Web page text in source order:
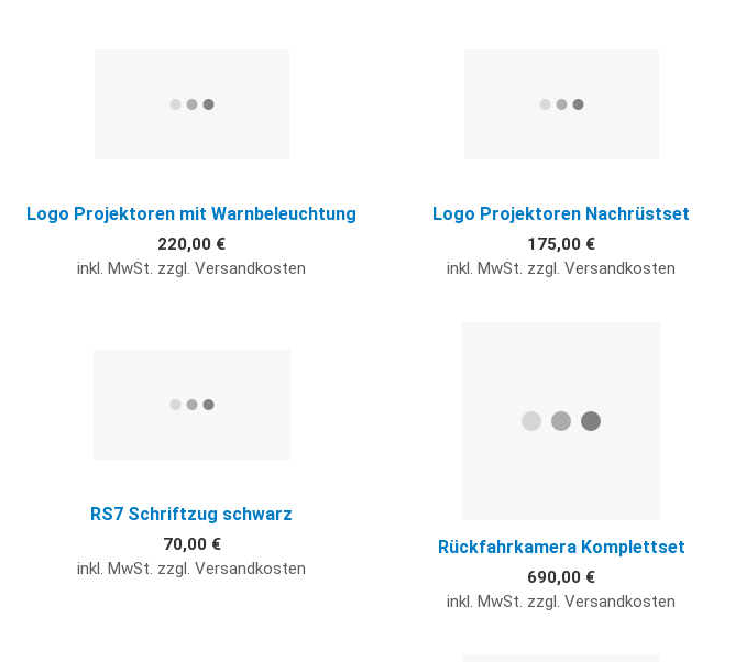
Logo Projektoren mit Warnbeleuchtung
220,00 €
inkl. MwSt. zzgl. Versandkosten
Logo Projektoren Nachrüstset
175,00 €
inkl. MwSt. zzgl. Versandkosten
RS7 Schriftzug schwarz
70,00 €
inkl. MwSt. zzgl. Versandkosten
Rückfahrkamera Komplettset
690,00 €
inkl. MwSt. zzgl. Versandkosten